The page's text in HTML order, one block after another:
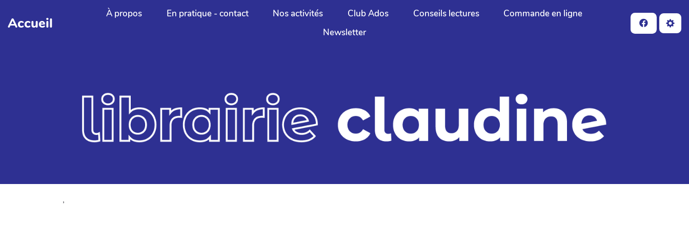
Aller au contenu principal
Accueil
À propos En pratique - contact Nos activités Club Ados Conseils lectures
Commande en ligne
Newsletter
,